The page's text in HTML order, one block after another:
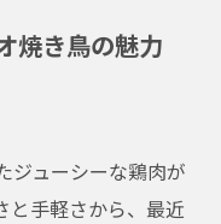
焼き鳥の魅力
ジューシーな鶏肉が
と手軽さから、最近